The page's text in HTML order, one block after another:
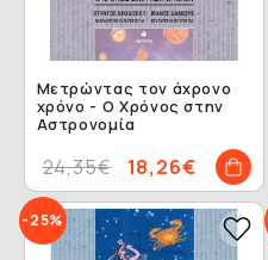
Μετρώντας τον άχρονο
χρόνο - Ο Χρόνος στην
Αστρονομία
18,26€
24,35€
-25%